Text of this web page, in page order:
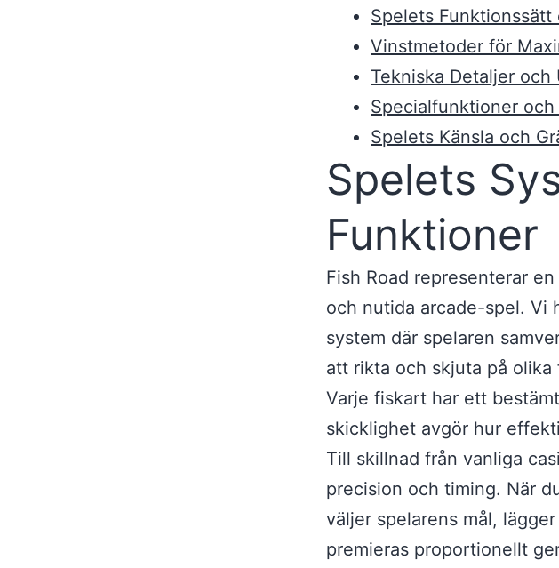
Spelets Funktionssätt
Vinstmetoder för
Tekniska Detaljer
Specialfunktioner
Spelets Känsla och
Spelets
Funktioner
Fish Road representerar
och nutida arcade-spel. Vi
system där spelaren
att rikta och skjuta på olika
Varje fiskart har ett
skicklighet avgör hur
Till skillnad från vanliga
precision och timing. När
väljer spelarens mål,
premieras proportionellt